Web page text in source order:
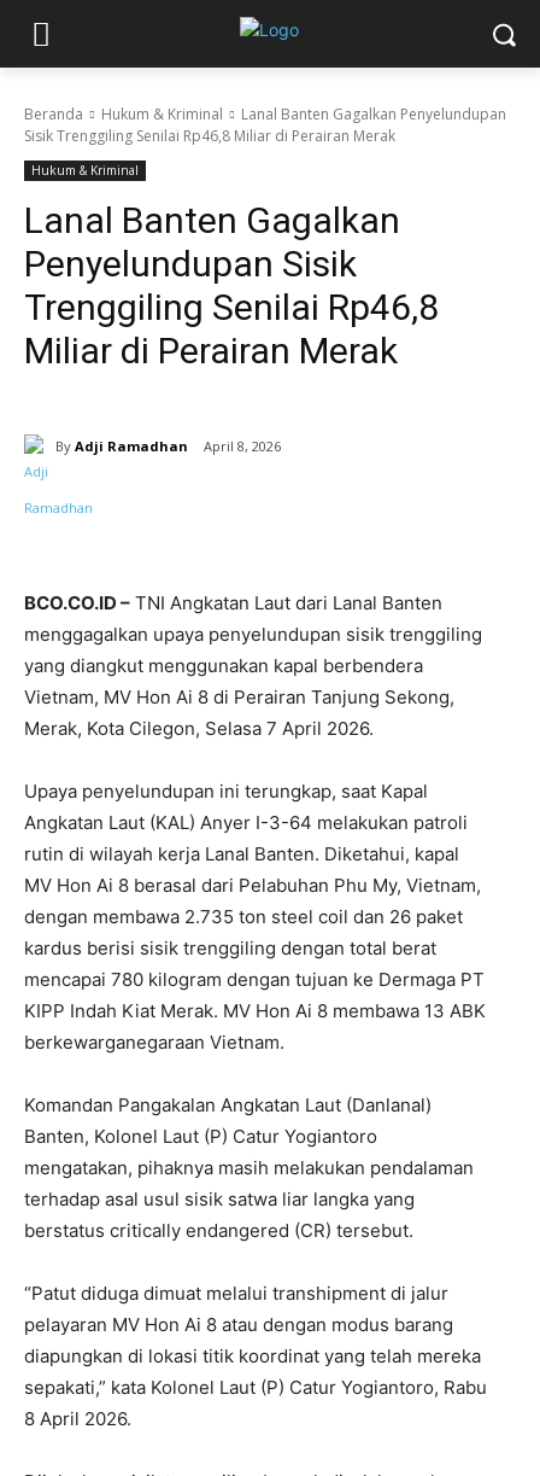
Beranda Hukum & Kriminal
Lanal Banten Gagalkan Penyelundupan
Sisik Trenggiling Senilai Rp46,8 Miliar di Perairan Merak
Hukum & Kriminal
Lanal Banten Gagalkan
Penyelundupan Sisik
Trenggiling Senilai Rp46,8
Miliar di Perairan Merak
By Adji Ramadhan April 8, 2026
BCO.CO.ID – TNI Angkatan Laut dari Lanal Banten
menggagalkan upaya penyelundupan sisik trenggiling
yang diangkut menggunakan kapal berbendera
Vietnam, MV Hon Ai 8 di Perairan Tanjung Sekong,
Merak, Kota Cilegon, Selasa 7 April 2026.
Upaya penyelundupan ini terungkap, saat Kapal
Angkatan Laut (KAL) Anyer I-3-64 melakukan patroli
rutin di wilayah kerja Lanal Banten. Diketahui, kapal
MV Hon Ai 8 berasal dari Pelabuhan Phu My, Vietnam,
dengan membawa 2.735 ton steel coil dan 26 paket
kardus berisi sisik trenggiling dengan total berat
mencapai 780 kilogram dengan tujuan ke Dermaga PT
KIPP Indah Kiat Merak. MV Hon Ai 8 membawa 13 ABK
berkewarganegaraan Vietnam.
Komandan Pangakalan Angkatan Laut (Danlanal)
Banten, Kolonel Laut (P) Catur Yogiantoro
mengatakan, pihaknya masih melakukan pendalaman
terhadap asal usul sisik satwa liar langka yang
berstatus critically endangered (CR) tersebut.
“Patut diduga dimuat melalui transhipment di jalur
pelayaran MV Hon Ai 8 atau dengan modus barang
diapungkan di lokasi titik koordinat yang telah mereka
sepakati,” kata Kolonel Laut (P) Catur Yogiantoro, Rabu
8 April 2026.